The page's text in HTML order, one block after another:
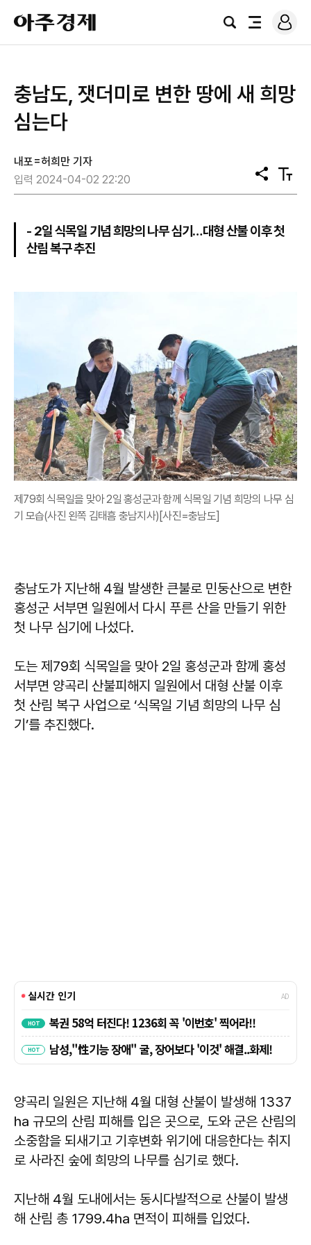
아
주
경
검
전
로
그
충남도, 잿더미로 변한 땅에 새 희망
심는다
내포=허희만 기자
입력 2024-04-02 22:20
공
유
텍
스
- 2일 식목일 기념 희망의 나무 심기…대형 산불 이후 첫
산림 복구 추진
제79회 식목일을 맞아 2일 홍성군과 함께 식목일 기념 희망의 나무 심
기 모습(사진 왼쪽 김태흠 충남지사)[사진=충남도]
충남도가 지난해 4월 발생한 큰불로 민둥산으로 변한
홍성군 서부면 일원에서 다시 푸른 산을 만들기 위한
첫 나무 심기에 나섰다.
도는 제79회 식목일을 맞아 2일 홍성군과 함께 홍성
서부면 양곡리 산불피해지 일원에서 대형 산불 이후
첫 산림 복구 사업으로 ‘식목일 기념 희망의 나무 심
기’를 추진했다.
양곡리 일원은 지난해 4월 대형 산불이 발생해 1337
㏊ 규모의 산림 피해를 입은 곳으로, 도와 군은 산림의
소중함을 되새기고 기후변화 위기에 대응한다는 취지
로 사라진 숲에 희망의 나무를 심기로 했다.
지난해 4월 도내에서는 동시다발적으로 산불이 발생
해 산림 총 1799.4㏊ 면적이 피해를 입었다.